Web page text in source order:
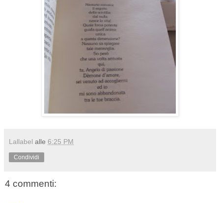
Lallabel alle 6:25 PM
Condividi
4 commenti: